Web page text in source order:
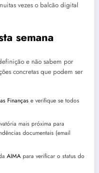
vezes o balcão digital
semana
e não sabem por
concretas que podem ser
Finanças e verifique se todos
mais próxima para
documentais (email
AIMA para verificar o status do